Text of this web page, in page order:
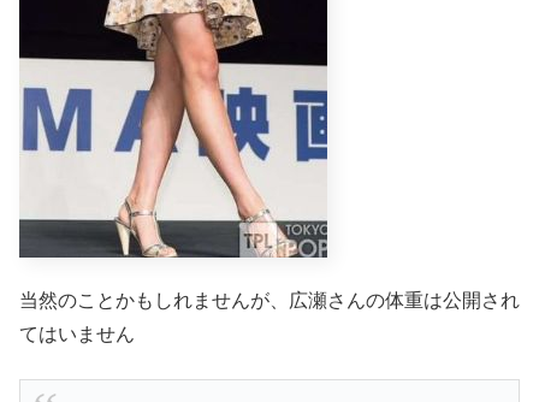
当然のことかもしれませんが、広瀬さんの体重は公開され
てはいません